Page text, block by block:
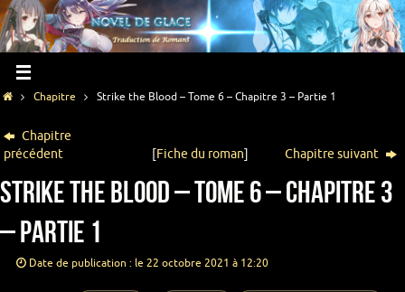
Chapitre Strike the Blood – Tome 6 – Chapitre 3 – Partie 1
Chapitre
précédent
[Fiche du roman] Chapitre suivant
Strike the Blood – Tome 6 – Chapitre 3
– Partie 1
Date de publication : le 22 octobre 2021 à 12:20